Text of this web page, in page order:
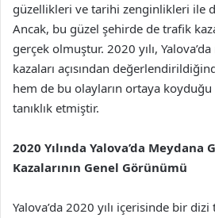
güzellikleri ve tarihi zenginlikleri ile
Ancak, bu güzel şehirde de trafik
gerçek olmuştur. 2020 yılı,
kazaları açısından
hem de bu olayların ortaya
tanıklık etmiştir.
2020 Yılında Yalova’da Meydana
Kazalarının Genel Görünümü
Yalova’da 2020 yılı içerisinde bir